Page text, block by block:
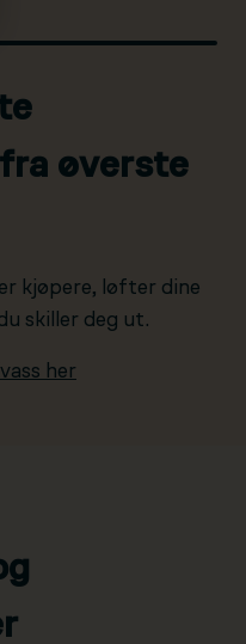
øverste
kjøpere, løfter dine
skiller deg ut.
her